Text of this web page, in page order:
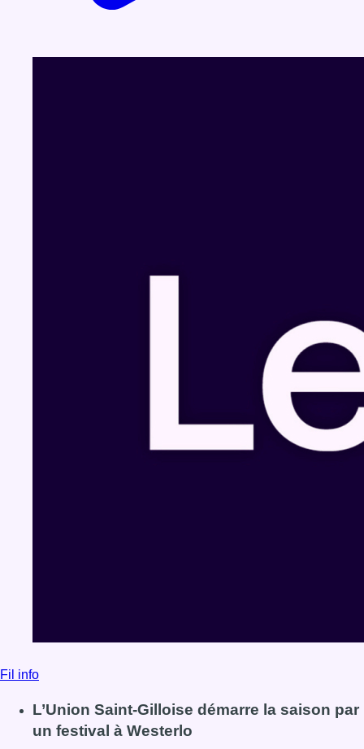
Fil info
L’Union Saint-Gilloise démarre la saison par
un festival à Westerlo